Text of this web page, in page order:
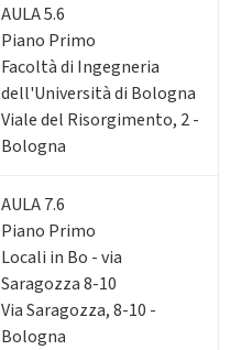
AULA 5.6
Piano Primo
Facoltà di Ingegneria
dell'Università di Bologna
Viale del Risorgimento, 2 -
Bologna
AULA 7.6
Piano Primo
Locali in Bo - via
Saragozza 8-10
Via Saragozza, 8-10 -
Bologna